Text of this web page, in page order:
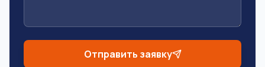
Отправить заявку